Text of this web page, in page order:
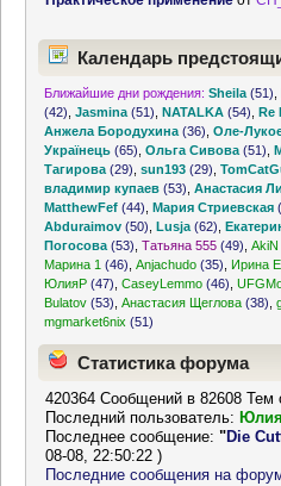
Календарь
Ближайшие дни рождения: Sheila (51)
(42) ,Jasmina (51) ,NATALKA (54) ,Re
Анжела Бородухина (36) ,Оле-
Українець (65) ,Ольга Сивова (51) ,
Тагирова (29) ,sun193 (29) ,
владимир купаев (53) ,Анастасия Ли
MatthewFef (44) ,Мария Стриевская
Abduraimov (50) ,Lusja (62) ,
Погосова (53) ,Татьяна 555 (49) ,AkiN
Марина 1 (46) ,Anjachudo (35) Ирина
ЮлияР (47) ,CaseyLemmo (46) ,
Bulatov (53) ,Анастасия Щеглова (38) ,
mgmarket6nix (51)
Статистика форума
420364 Сообщений в 82608 Тем
Последний пользователь:
Последнее сообщение:"Die
08-08, 22:50:22 )
Последние сообщения на